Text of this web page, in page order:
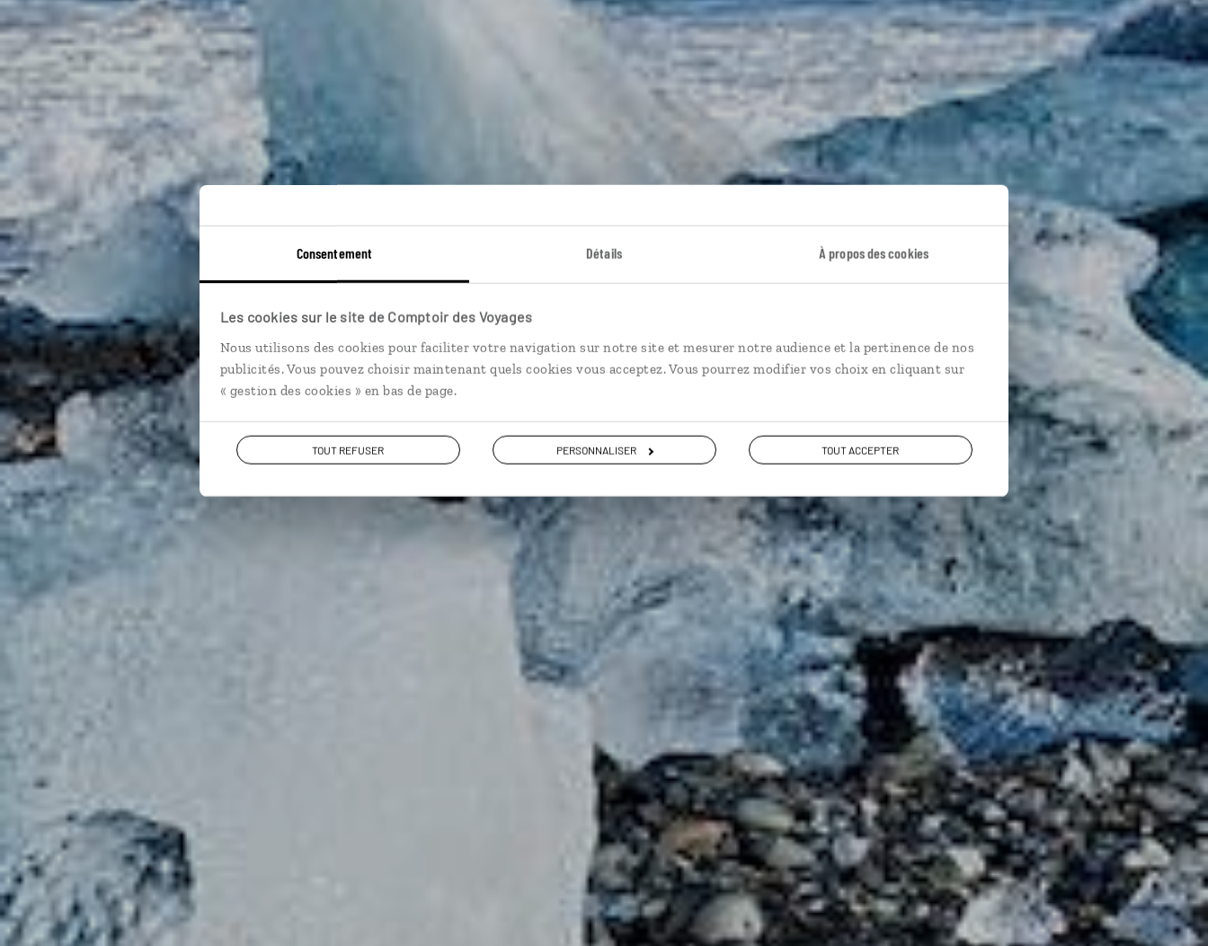
Consentement Détails À propos des cookies
Les cookies sur le site de Comptoir des Voyages
Nous utilisons des cookies pour faciliter votre navigation sur notre site et mesurer notre audience et la pertinence de nos
publicités. Vous pouvez choisir maintenant quels cookies vous acceptez. Vous pourrez modifier vos choix en cliquant sur
« gestion des cookies » en bas de page.
TOUT REFUSER PERSONNALISER TOUT ACCEPTER
Voyage Islande
9,5 / 10
VOIR NOS 13 IDÉES DE VOYAGE EN ISLANDE